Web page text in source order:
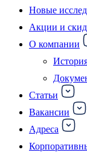
Новые
Акции и
О компании
Статьи
Вакансии
Адреса